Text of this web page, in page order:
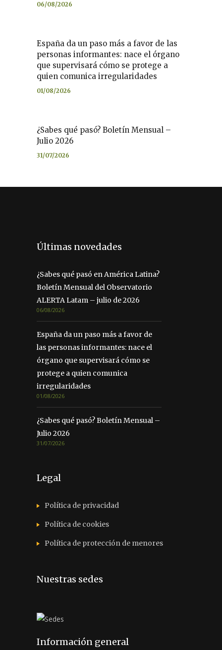
06/08/2026
España da un paso más a favor de las
personas informantes: nace el órgano
que supervisará cómo se protege a
quien comunica irregularidades
01/08/2026
¿Sabes qué pasó? Boletín Mensual –
Julio 2026
31/07/2026
Últimas novedades
¿Sabes qué pasó en América Latina?
Boletín Mensual del Observatorio
ALERTA Latam – julio de 2026
06/08/2026
España da un paso más a favor de
las personas informantes: nace el
órgano que supervisará cómo se
protege a quien comunica
irregularidades
01/08/2026
¿Sabes qué pasó? Boletín Mensual –
Julio 2026
31/07/2026
Legal
Política de privacidad
Política de cookies
Política de protección de menores
Nuestras sedes
Información general